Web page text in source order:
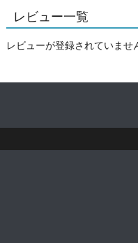
レビュー一覧
レビューが登録されていませ